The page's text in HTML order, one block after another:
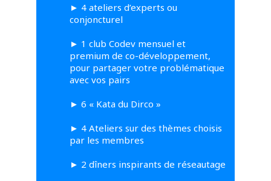
► 4 ateliers d’experts ou
conjoncturel
► 1 club Codev mensuel et
premium de co-développement,
pour partager votre problématique
avec vos pairs
► 6 « Kata du Dirco »
► 4 Ateliers sur des thèmes choisis
par les membres
► 2 dîners inspirants de réseautage